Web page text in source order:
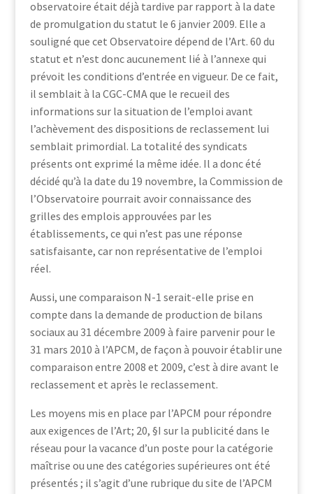
observatoire était déjà tardive par rapport à la date
de promulgation du statut le 6 janvier 2009. Elle a
souligné que cet Observatoire dépend de l’Art. 60 du
statut et n’est donc aucunement lié à l’annexe qui
prévoit les conditions d’entrée en vigueur. De ce fait,
il semblait à la CGC-CMA que le recueil des
informations sur la situation de l’emploi avant
l’achèvement des dispositions de reclassement lui
semblait primordial. La totalité des syndicats
présents ont exprimé la même idée. Il a donc été
décidé qu’à la date du 19 novembre, la Commission de
l’Observatoire pourrait avoir connaissance des
grilles des emplois approuvées par les
établissements, ce qui n’est pas une réponse
satisfaisante, car non représentative de l’emploi
réel.
Aussi, une comparaison N-1 serait-elle prise en
compte dans la demande de production de bilans
sociaux au 31 décembre 2009 à faire parvenir pour le
31 mars 2010 à l’APCM, de façon à pouvoir établir une
comparaison entre 2008 et 2009, c’est à dire avant le
reclassement et après le reclassement.
Les moyens mis en place par l’APCM pour répondre
aux exigences de l’Art; 20, §I sur la publicité dans le
réseau pour la vacance d’un poste pour la catégorie
maîtrise ou une des catégories supérieures ont été
présentés ; il s’agit d’une rubrique du site de l’APCM